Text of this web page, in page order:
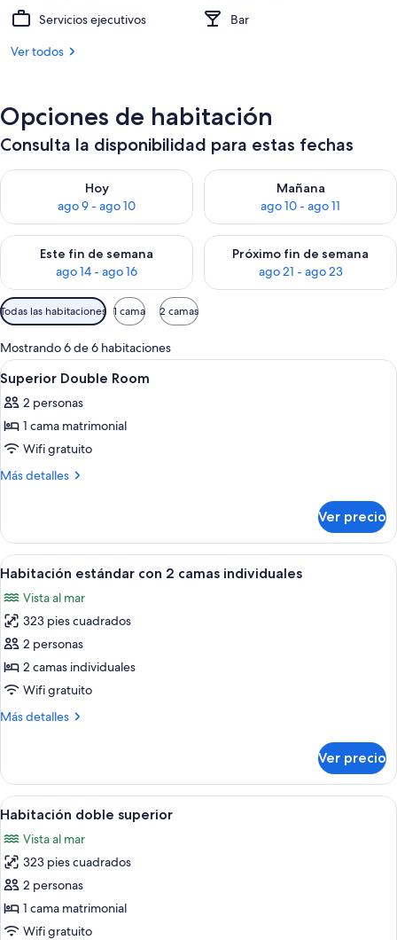
Habitación doble superior | 4
Servicios ejecutivos
Bar
Ver todos
Opciones de habitación
Consulta la disponibilidad para estas fechas
Hoy
ago 9 - ago 10
Consulta la disponibilidad para hoy ago 9 - ago 10
Mañana
ago 10 - ago 11
Consulta la disponibilidad
Este fin de semana
ago 14 - ago 16
Consulta la disponibilidad para este fin de semana ago 14 -
Próximo fin de semana
ago 21 - ago 23
Consulta la disponibilidad
Filtros
disponibles
para
las
habitaciones
Todas las habitaciones 1 cama 2 camas
Mostrando 6 de 6 habitaciones
Abrir
todas
las
fotos
de
Superior
Una habitación de hotel moderna
2
Superior Double Room
2 personas
1 cama matrimonial
Wifi gratuito
Más detalles
Más
Double
Room
Ver precio
Abrir
todas
las
fotos
de
Habitación
estándar
2
Habitación de hotel con dos camas,
5
Habitación estándar con 2 camas individuales
Vista al mar
323 pies cuadrados
2 personas
2 camas individuales
Wifi gratuito
Más detalles
Más
estándar
con
2
individuales
Ver precio
Abrir
todas
las
fotos
de
Habitación
doble
Una habitación de hotel moderna
5
Habitación doble superior
Vista al mar
323 pies cuadrados
2 personas
1 cama matrimonial
Wifi gratuito